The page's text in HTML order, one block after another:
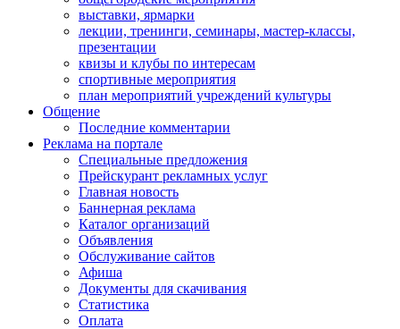
выставки, ярмарки
лекции, тренинги, семинары, мастер-классы,
презентации
квизы и клубы по интересам
спортивные мероприятия
план мероприятий учреждений культуры
Общение
Последние комментарии
Реклама на портале
Специальные предложения
Прейскурант рекламных услуг
Главная новость
Баннерная реклама
Каталог организаций
Объявления
Обслуживание сайтов
Афиша
Документы для скачивания
Статистика
Оплата